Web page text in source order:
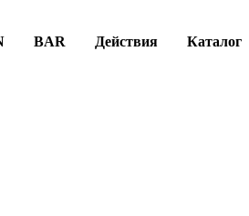
BAR Действия Каталог